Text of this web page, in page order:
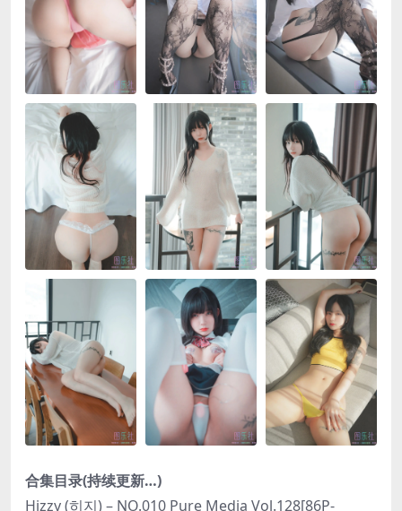
合集目录(持续更新…)
Hizzy (히지) – NO.010 Pure Media Vol.128[86P-